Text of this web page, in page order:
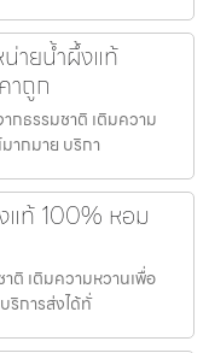
ายน้ำผึ้งแท้
าถูก
กธรรมชาติ เติมความ
ากมาย บริกา
แท้ 100% หอม
ติ เติมความหวานเพื่อ
ริการส่งได้ทั่